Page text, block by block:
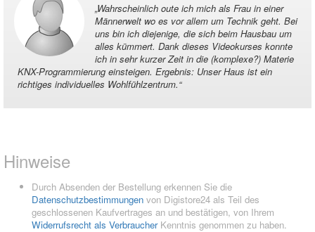
„Wahrscheinlich oute ich mich als Frau in einer
Männerwelt wo es vor allem um Technik geht. Bei
uns bin ich diejenige, die sich beim Hausbau um
alles kümmert. Dank dieses Videokurses konnte
ich in sehr kurzer Zeit in die (komplexe?) Materie
KNX-Programmierung einsteigen. Ergebnis: Unser Haus ist ein
richtiges individuelles Wohlfühlzentrum.“
Hinweise
Durch Absenden der Bestellung erkennen Sie die
Datenschutzbestimmungen von Digistore24 als Teil des
geschlossenen Kaufvertrages an und bestätigen, von Ihrem
Widerrufsrecht als VerbraucherKenntnis genommen zu haben.